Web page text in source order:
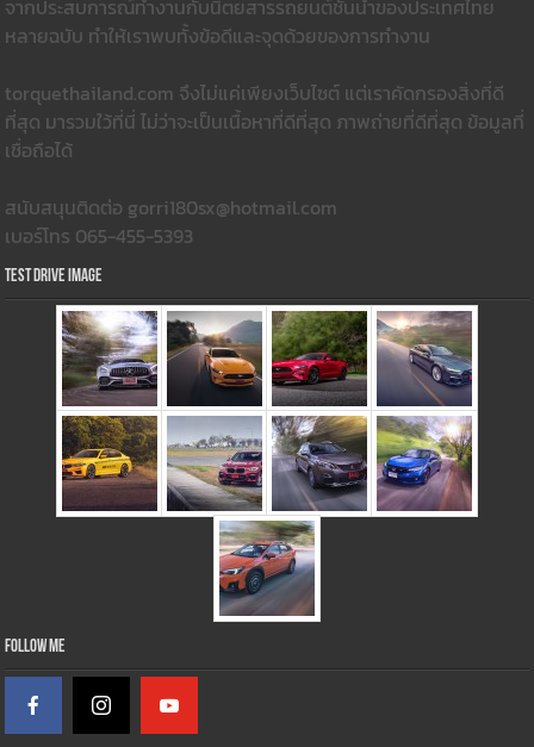
จากประสบการณ์ทำงานกับนิตยสารรถยนต์ชั้นนำของประเทศไทย
หลายฉบับ ทำให้เราพบทั้งข้อดีและจุดด้วยของการทำงาน
torquethailand.com จึงไม่แค่เพียงเว็บไซต์ แต่เราคัดกรองสิ่งที่ดี
ที่สุด มารวมใว้ที่นี่ ไม่ว่าจะเป็นเนื้อหาที่ดีที่สุด ภาพถ่ายที่ดีที่สุด ข้อมูลที่
เชื่อถือได้
สนับสนุนติดต่อ gorri180sx@hotmail.com
เบอร์โทร 065-455-5393
Test Drive Image
Follow Me